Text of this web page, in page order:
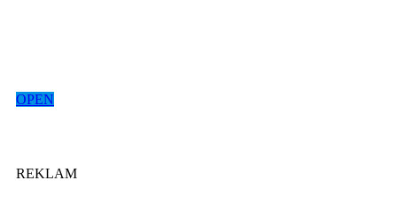
OPEN
REKLAM